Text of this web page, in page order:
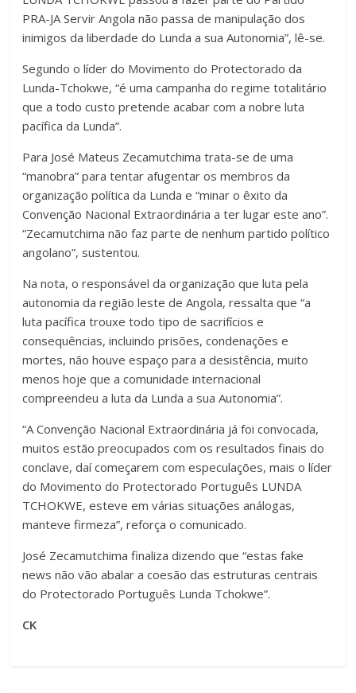
PRA-JA Servir Angola não passa de manipulação dos
inimigos da liberdade do Lunda a sua Autonomia”, lê-se.
Segundo o líder do Movimento do Protectorado da
Lunda-Tchokwe, “é uma campanha do regime totalitário
que a todo custo pretende acabar com a nobre luta
pacífica da Lunda”.
Para José Mateus Zecamutchima trata-se de uma
“manobra” para tentar afugentar os membros da
organização política da Lunda e “minar o êxito da
Convenção Nacional Extraordinária a ter lugar este ano”.
“Zecamutchima não faz parte de nenhum partido político
angolano”, sustentou.
Na nota, o responsável da organização que luta pela
autonomia da região leste de Angola, ressalta que “a
luta pacífica trouxe todo tipo de sacrifícios e
consequências, incluindo prisões, condenações e
mortes, não houve espaço para a desistência, muito
menos hoje que a comunidade internacional
compreendeu a luta da Lunda a sua Autonomia”.
“A Convenção Nacional Extraordinária já foi convocada,
muitos estão preocupados com os resultados finais do
conclave, daí começarem com especulações, mais o líder
do Movimento do Protectorado Português LUNDA
TCHOKWE, esteve em várias situações análogas,
manteve firmeza”, reforça o comunicado.
José Zecamutchima finaliza dizendo que “estas fake
news não vão abalar a coesão das estruturas centrais
do Protectorado Português Lunda Tchokwe”.
CK